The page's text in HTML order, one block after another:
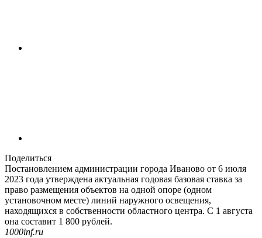
Поделиться
Постановлением администрации города Иваново от 6 июля
2023 года утверждена актуальная годовая базовая ставка за
право размещения объектов на одной опоре (одном
установочном месте) линий наружного освещения,
находящихся в собственности областного центра. С 1 августа
она составит 1 800 рублей.
1000inf.ru